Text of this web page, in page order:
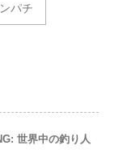
パチ
世界中の釣り人